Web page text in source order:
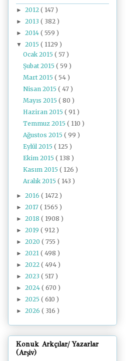
► 2012 ( 147 )
► 2013 ( 382 )
► 2014 ( 559 )
▼ 2015 ( 1129 )
Ocak 2015( 57 )
Şubat 2015( 59 )
Mart 2015( 54 )
Nisan 2015( 47 )
Mayıs 2015( 80 )
Haziran 2015( 91 )
Temmuz 2015( 110 )
Ağustos 2015( 99 )
Eylül 2015( 125 )
Ekim 2015( 138 )
Kasım 2015( 126 )
Aralık 2015( 143 )
► 2016 ( 1472 )
► 2017 ( 1565 )
► 2018 ( 1908 )
► 2019 ( 912 )
► 2020 ( 755 )
► 2021 ( 498 )
► 2022 ( 494 )
► 2023 ( 517 )
► 2024 ( 670 )
► 2025 ( 610 )
► 2026 ( 316 )
Konuk Arkçılar/ Yazarlar
(Arşiv)